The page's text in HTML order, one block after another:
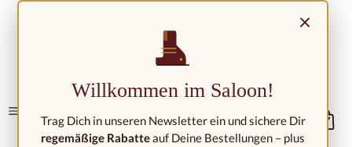
×
Willkommen im Saloon!
Trag Dich in unseren Newsletter ein und sichere Dir
regemäßige Rabatteauf Deine Bestellungen – plus